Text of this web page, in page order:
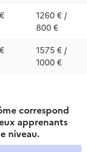
1260 € /
800 €
1575 € /
1000 €
correspond
apprenants
niveau.